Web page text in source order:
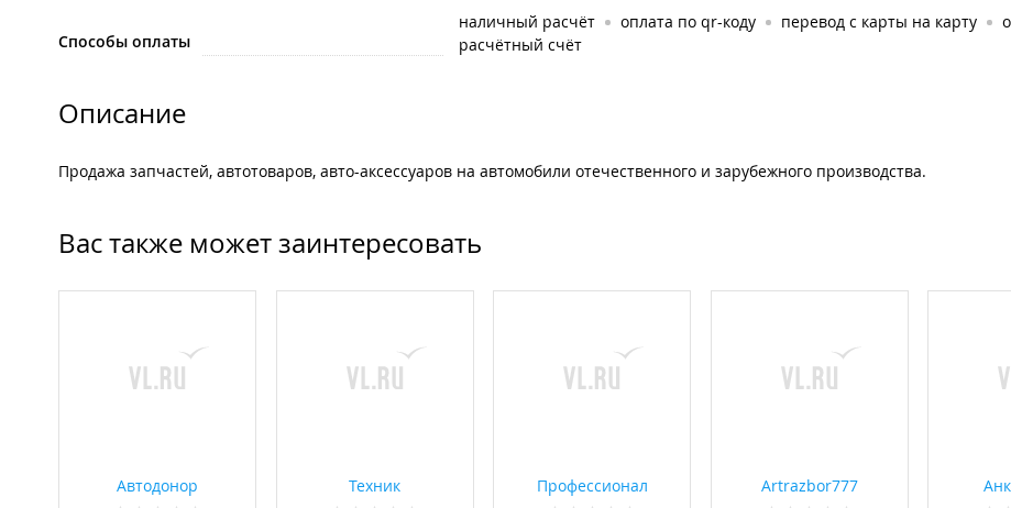
Способы оплаты
наличный расчёт оплата по qr-коду перевод с карты на карту
расчётный счёт
Описание
Продажа запчастей, автотоваров, авто-аксессуаров на автомобили отечественного и зарубежного производства.
Вас также может заинтересовать
Автодонор Техник Профессионал Artrazbor777